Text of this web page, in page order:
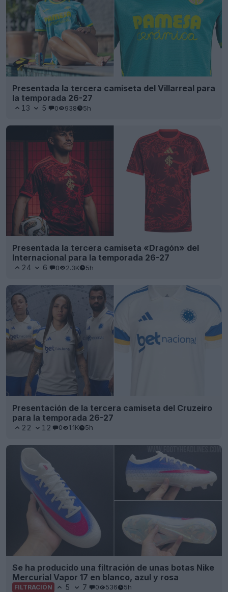
Presentada la tercera camiseta del Villarreal para
la temporada 26-27
13 5 0 938 5h
Presentada la tercera camiseta «Dragón» del
Internacional para la temporada 26-27
24 6 0 2.3K 5h
Presentación de la tercera camiseta del Cruzeiro
para la temporada 26-27
22 12 0 1.1K 5h
Se ha producido una filtración de unas botas Nike
Mercurial Vapor 17 en blanco, azul y rosa
FILTRACIÓN 5 7 0 536 5h